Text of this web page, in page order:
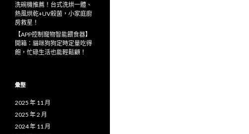
洗碗機推薦！台式洗烘一體、
熱風烘乾+UV殺菌，小家庭廚
房救星！
【APP控制寵物智能餵食器】
開箱：貓咪狗狗定時定量吃得
飽，忙碌生活也能輕鬆顧！
彙整
2025 年 11 月
2025 年 2 月
2024 年 11 月